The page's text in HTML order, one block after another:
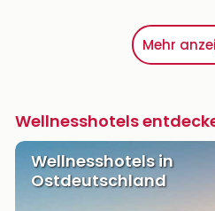
Mehr
Wellnesshotels
Wellnesshotels in
Ostdeutschland